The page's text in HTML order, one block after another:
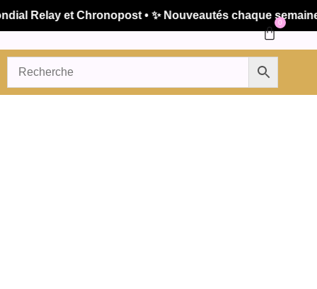
Relay et Chronopost • ✨ Nouveautés chaque semaine
0